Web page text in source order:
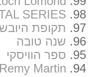
98.
SERIES
97.
תקופת
96. שנה טובה
95. ספר הוויסקי
94.
Remy Martin